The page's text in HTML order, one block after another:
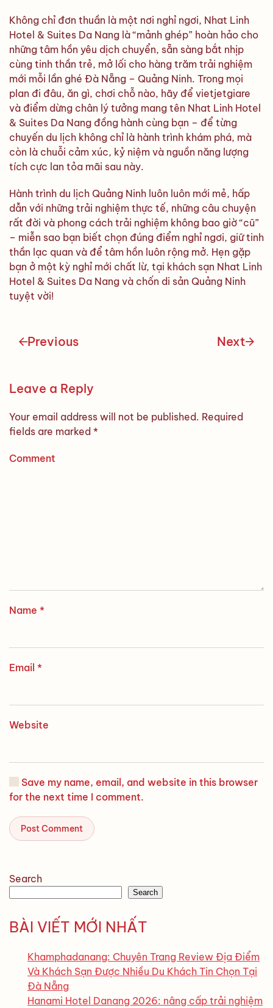
Không chỉ đơn thuần là một nơi nghỉ ngơi, Nhat Linh
Hotel & Suites Da Nang là “mảnh ghép” hoàn hảo cho
những tâm hồn yêu dịch chuyển, sẵn sàng bắt nhịp
cùng tinh thần trẻ, mở lối cho hàng trăm trải nghiệm
mới mỗi lần ghé Đà Nẵng – Quảng Ninh. Trong mọi
plan đi đâu, ăn gì, chơi chỗ nào, hãy để vietjetgiare
và điểm dừng chân lý tưởng mang tên Nhat Linh Hotel
& Suites Da Nang đồng hành cùng bạn – để từng
chuyến du lịch không chỉ là hành trình khám phá, mà
còn là chuỗi cảm xúc, kỷ niệm và nguồn năng lượng
tích cực lan tỏa mãi sau này.
Hành trình du lịch Quảng Ninh luôn luôn mới mẻ, hấp
dẫn với những trải nghiệm thực tế, những câu chuyện
rất đời và phong cách trải nghiệm không bao giờ “cũ”
– miễn sao bạn biết chọn đúng điểm nghỉ ngơi, giữ tinh
thần lạc quan và để tâm hồn luôn rộng mở. Hẹn gặp
bạn ở một kỳ nghỉ mới chất lừ, tại khách sạn Nhat Linh
Hotel & Suites Da Nang và chốn di sản Quảng Ninh
tuyệt vời!
Previous Next
Leave a Reply
Your email address will not be published. Required
fields are marked *
Comment
Name *
Email *
Website
Save my name, email, and website in this browser
for the next time I comment.
Post Comment
Search
Search
BÀI VIẾT MỚI NHẤT
Khamphadanang: Chuyên Trang Review Địa Điểm
Và Khách Sạn Được Nhiều Du Khách Tin Chọn Tại
Đà Nẵng
Hanami Hotel Danang 2026: nâng cấp trải nghiệm